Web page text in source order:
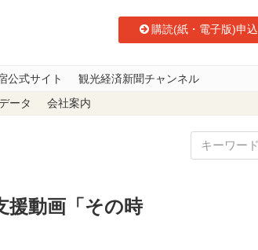
購読(紙・電子版)申込
公式サイト 観光経済新聞チャンネル
ータ 会社案内
、愛媛で。」を１月10日に公開開始
援動画「その時